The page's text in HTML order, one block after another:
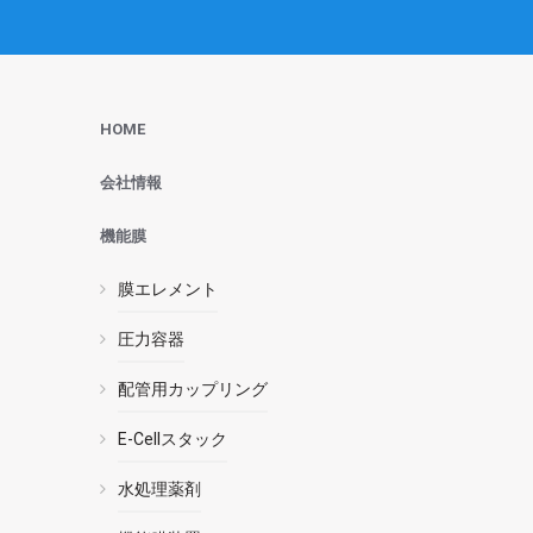
HOME
会社情報
機能膜
膜エレメント
圧力容器
配管用カップリング
E-Cellスタック
水処理薬剤